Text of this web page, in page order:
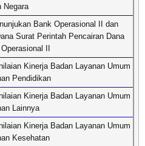
Negara
Bank Operasional II dan
Surat Perintah Pencairan Dana
II
Kinerja Badan Layanan Umum
Pendidikan
Kinerja Badan Layanan Umum
Lainnya
Kinerja Badan Layanan Umum
Kesehatan